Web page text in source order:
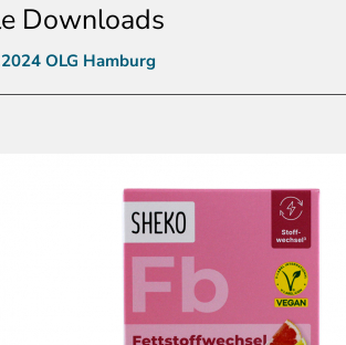
Downloads
OLG Hamburg